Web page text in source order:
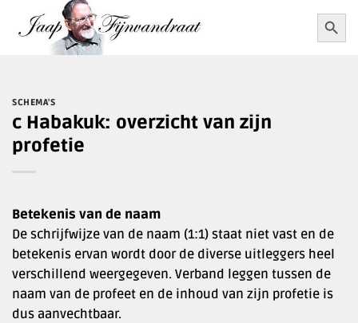
naar
Zoek
naar:
SCHEMA'S
c Habakuk: overzicht van zijn
profetie
Betekenis van de naam
De schrijfwijze van de naam (1:1) staat niet vast en de
betekenis ervan wordt door de diverse uitleggers heel
verschillend weergegeven. Verband leggen tussen de
naam van de profeet en de inhoud van zijn profetie is
dus aanvechtbaar.